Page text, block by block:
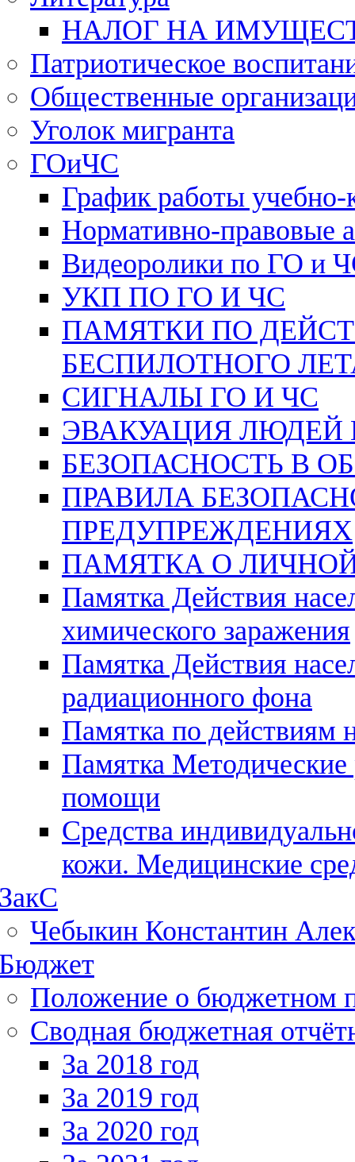
НАЛОГ НА
Патриотическое
Общественные
Уголок мигранта
ГОиЧС
График работы учебно-
Нормативно-правовые
Видеоролики по ГО и
УКП ПО ГО И ЧС
ПАМЯТКИ ПО
БЕСПИЛОТНОГО
СИГНАЛЫ ГО И ЧС
ЭВАКУАЦИЯ ЛЮДЕЙ
БЕЗОПАСНОСТЬ В
ПРАВИЛА
ПРЕДУПРЕЖДЕНИЯХ
ПАМЯТКА О
Памятка Действия
химического заражения
Памятка Действия
радиационного фона
Памятка по действиям
Памятка
помощи
Средства
кожи. Медицинские
Чебыкин Константин
Положение о бюджетном
Сводная бюджетная
За 2018 год
За 2019 год
За 2020 год